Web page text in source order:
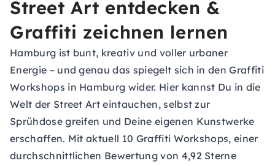
Street Art entdecken &
Graffiti zeichnen lernen
Hamburg ist bunt, kreativ und voller urbaner
Energie – und genau das spiegelt sich in den Graffiti
Workshops in Hamburg wider. Hier kannst Du in die
Welt der Street Art eintauchen, selbst zur
Sprühdose greifen und Deine eigenen Kunstwerke
erschaffen. Mit aktuell 10 Graffiti Workshops, einer
durchschnittlichen Bewertung von 4,92 Sterne